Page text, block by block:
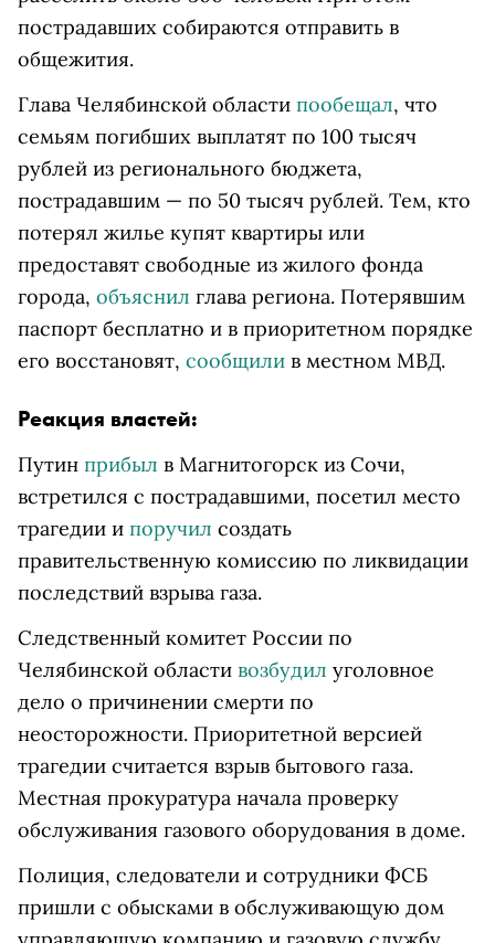
пострадавших собираются отправить в
общежития.
Глава Челябинской области пообещал, что
семьям погибших выплатят по 100 тысяч
рублей из регионального бюджета,
пострадавшим — по 50 тысяч рублей. Тем, кто
потерял жилье купят квартиры или
предоставят свободные из жилого фонда
города, объяснил глава региона. Потерявшим
паспорт бесплатно и в приоритетном порядке
его восстановят, сообщили в местном МВД.
Реакция властей:
Путин прибыл в Магнитогорск из Сочи,
встретился с пострадавшими, посетил место
трагедии и поручил создать
правительственную комиссию по ликвидации
последствий взрыва газа.
Следственный комитет России по
Челябинской области возбудил уголовное
дело о причинении смерти по
неосторожности. Приоритетной версией
трагедии считается взрыв бытового газа.
Местная прокуратура начала проверку
обслуживания газового оборудования в доме.
Полиция, следователи и сотрудники ФСБ
пришли с обысками в обслуживающую дом